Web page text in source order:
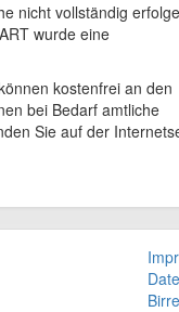
nicht vollständig
wurde eine
kostenfrei an den
bei Bedarf amtliche
Sie auf der